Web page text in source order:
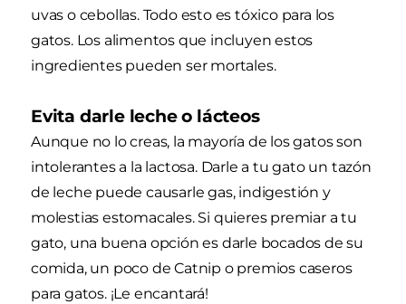
uvas o cebollas. Todo esto es tóxico para los
gatos. Los alimentos que incluyen estos
ingredientes pueden ser mortales.
Evita darle leche o lácteos
Aunque no lo creas, la mayoría de los gatos son
intolerantes a la lactosa. Darle a tu gato un tazón
de leche puede causarle gas, indigestión y
molestias estomacales. Si quieres premiar a tu
gato, una buena opción es darle bocados de su
comida, un poco de Catnip o premios caseros
para gatos. ¡Le encantará!